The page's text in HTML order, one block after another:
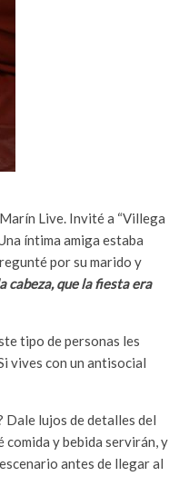
Live. Invité a “Villega
íntima amiga estaba
por su marido y
cabeza, que la fiesta era
tipo de personas les
vives con un antisocial
Dale lujos de detalles del
comida y bebida servirán, y
antes de llegar al